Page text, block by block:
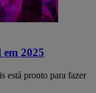
2025
está pronto para fazer